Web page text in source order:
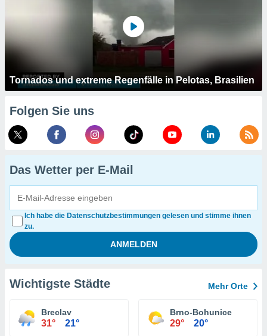
Tornados und extreme Regenfälle in Pelotas, Brasilien
Folgen Sie uns
Das Wetter per E-Mail
Ich habe die Datenschutzbestimmungen gelesen und stimme ihnen
zu.
Wichtigste Städte Mehr Orte
Breclav
31° 21°
Brno-Bohunice
29° 20°